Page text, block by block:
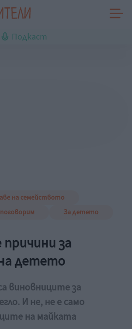
Подкаст
на семейството
За детето
за
детето
виновниците за
И не, не е само
на майката